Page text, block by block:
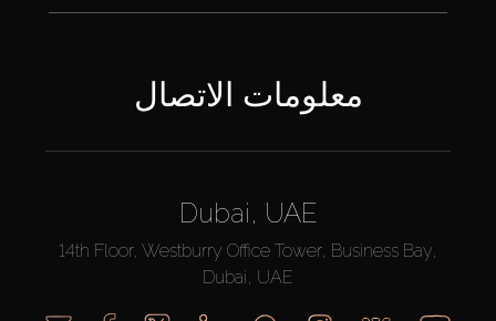
معلومات الاتصال
Dubai, UAE
14th Floor, Westburry Office Tower, Business Bay,
Dubai, UAE